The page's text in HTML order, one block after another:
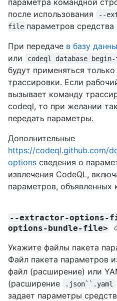
после использования
--
file параметров средства
При передаче в базу
или
codeql database
будут применяться
трассировки. Если
вызывает команду
codeql, то при желании
передать параметры.
Дополнительные
https://codeql.github.com/
options сведения о
извлечения CodeQL,
параметров,
--extractor-options-
options-bundle-file>
Укажите файлы пакета
Файл пакета параметров
файл (расширение) или
(расширение
.json``.yaml
задает параметры